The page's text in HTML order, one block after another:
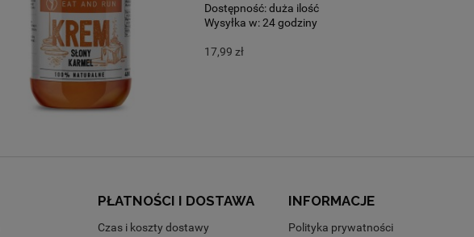
Dostępność:duża ilość
Wysyłka w:24 godziny
17,99 zł
PŁATNOŚCI I DOSTAWA
Czas i koszty dostawy
INFORMACJE
Polityka prywatności